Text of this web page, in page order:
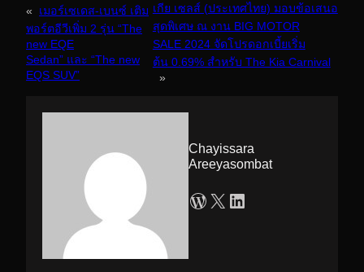
«
เมอร์เซเดส-เบนซ์ เติม
พอร์ตอีวีเพิ่ม 2 รุ่น “The
new EQE
Sedan” และ “The new
EQS SUV”
เกีย เซลส์ (ประเทศไทย) มอบข้อเสนอ
สุดพิเศษ ณ งาน BIG MOTOR
SALE 2024 จัดโปรดอกเบี้ยเริ่ม
ต้น 0.69% สำหรับ The Kia Carnival
»
Chayissara
Areeyasombat
WordPress X LinkedIn